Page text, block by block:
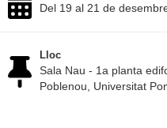
Del 19 al 21 de
Lloc
Sala Nau - 1a planta
Poblenou, Universitat